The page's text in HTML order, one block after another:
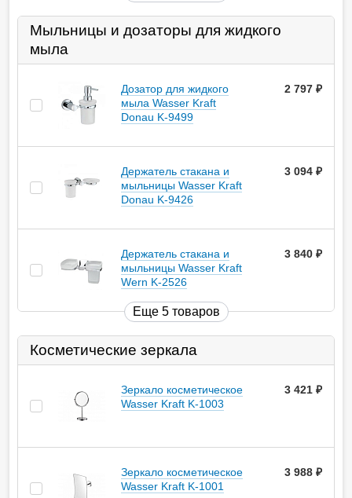
Мыльницы и дозаторы для жидкого
мыла
Дозатор для жидкого
мыла Wasser Kraft
Donau K-9499
2 797
Держатель стакана и
мыльницы Wasser Kraft
Donau K-9426
3 094
Держатель стакана и
мыльницы Wasser Kraft
Wern K-2526
3 840
Еще 5 товаров
Косметические зеркала
Зеркало косметическое
Wasser Kraft K-1003
3 421
Зеркало косметическое
Wasser Kraft K-1001
3 988